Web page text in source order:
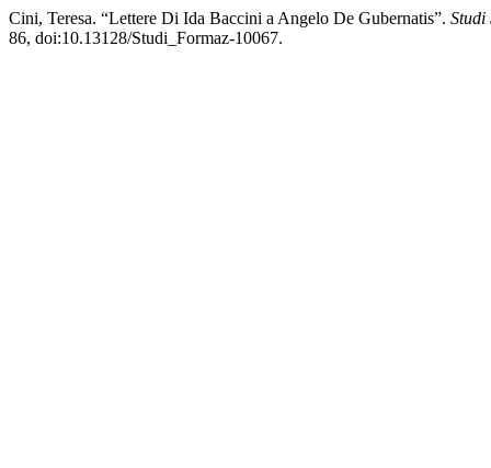
Cini, Teresa. “Lettere Di Ida Baccini a Angelo De Gubernatis”. Studi
86, doi:10.13128/Studi_Formaz-10067.